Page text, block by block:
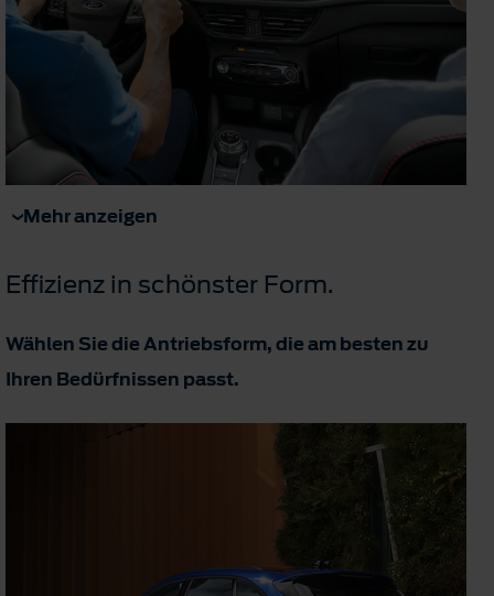
Mehr anzeigen
Effizienz in schönster Form.
Wählen Sie die Antriebsform, die am besten zu
Ihren Bedürfnissen passt.